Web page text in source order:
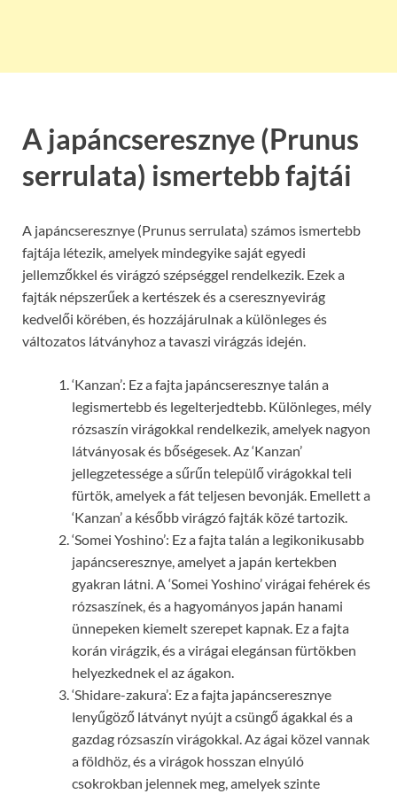
A japáncseresznye (Prunus
serrulata) ismertebb fajtái
A japáncseresznye (Prunus serrulata) számos ismertebb
fajtája létezik, amelyek mindegyike saját egyedi
jellemzőkkel és virágzó szépséggel rendelkezik. Ezek a
fajták népszerűek a kertészek és a cseresznyevirág
kedvelői körében, és hozzájárulnak a különleges és
változatos látványhoz a tavaszi virágzás idején.
‘Kanzan’: Ez a fajta japáncseresznye talán a
legismertebb és legelterjedtebb. Különleges, mély
rózsaszín virágokkal rendelkezik, amelyek nagyon
látványosak és bőségesek. Az ‘Kanzan’
jellegzetessége a sűrűn települő virágokkal teli
fürtök, amelyek a fát teljesen bevonják. Emellett a
‘Kanzan’ a később virágzó fajták közé tartozik.
‘Somei Yoshino’: Ez a fajta talán a legikonikusabb
japáncseresznye, amelyet a japán kertekben
gyakran látni. A ‘Somei Yoshino’ virágai fehérek és
rózsaszínek, és a hagyományos japán hanami
ünnepeken kiemelt szerepet kapnak. Ez a fajta
korán virágzik, és a virágai elegánsan fürtökben
helyezkednek el az ágakon.
‘Shidare-zakura’: Ez a fajta japáncseresznye
lenyűgöző látványt nyújt a csüngő ágakkal és a
gazdag rózsaszín virágokkal. Az ágai közel vannak
a földhöz, és a virágok hosszan elnyúló
csokrokban jelennek meg, amelyek szinte